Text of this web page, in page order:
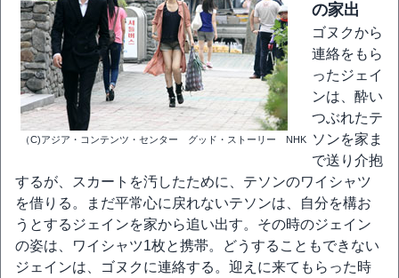
（C)アジア・コンテンツ・センター グッド・ストーリー NHK
の家出
ゴヌクから
連絡をもら
ったジェイ
ンは、酔い
つぶれたテ
ソンを家ま
で送り介抱
するが、スカートを汚したために、テソンのワイシャツ
を借りる。まだ平常心に戻れないテソンは、自分を構お
うとするジェインを家から追い出す。その時のジェイン
の姿は、ワイシャツ1枚と携帯。どうすることもできない
ジェインは、ゴヌクに連絡する。迎えに来てもらった時